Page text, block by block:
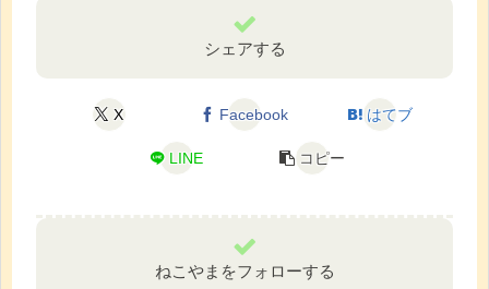
シェアする
X Facebook はてブ
LINE コピー
ねこやまをフォローする